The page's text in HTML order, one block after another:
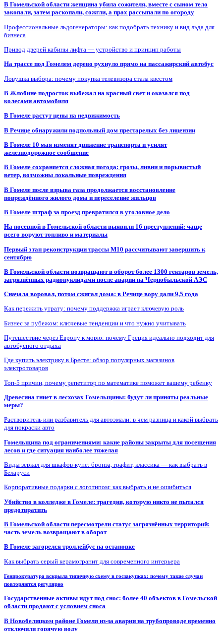
В Гомельской области женщина убила сожителя, вместе с сыном тело
закопали, затем раскопали, сожгли, а прах рассыпали по огороду
Профессиональные льдогенераторы: как подобрать технику и вид льда для
бизнеса
Привод дверей кабины лифта — устройство и принцип работы
На трассе под Гомелем дерево рухнуло прямо на пассажирский автобус
Ловушка выбора: почему покупка телевизора стала квестом
В Жлобине подросток выбежал на красный свет и оказался под
колесами автомобиля
В Гомеле растут цены на недвижимость
В Речице обнаружили подпольный дом престарелых без лицензии
В Гомеле 10 мая изменят движение транспорта и усилят
железнодорожное сообщение
В Гомеле сохраняется сложная погода: грозы, ливни и порывистый
ветер, возможны локальные повреждения
В Гомеле после взрыва газа продолжается восстановление
повреждённого жилого дома и переселение жильцов
В Гомеле штраф за проезд превратился в уголовное дело
На посевной в Гомельской области выявили 16 преступлений: чаще
всего воруют топливо и материалы
Первый этап реконструкции трассы М10 рассчитывают завершить к
сентябрю
В Гомельской области возвращают в оборот более 1300 гектаров земель,
загрязнённых радионуклидами после аварии на Чернобыльской АЭС
Сначала воровал, потом сжигал дома: в Речице вору дали 9,5 года
Как пережить утрату: почему поддержка играет ключевую роль
Бизнес за рубежом: ключевые тенденции и что нужно учитывать
Путешествие через Европу к морю: почему Греция идеально подходит для
автобусного отдыха
Где купить электрику в Бресте: обзор популярных магазинов
электротоваров
Топ-5 причин, почему репетитор по математике поможет вашему ребенку
Древесина гниет в лесхозах Гомельщины: будут ли приняты реальные
меры?
Растворитель или разбавитель для автоэмали: в чем разница и какой выбрать
для покраски авто
Гомельщина под ограничениями: какие районы закрыты для посещения
лесов и где ситуация наиболее тяжелая
Виды зеркал для шкафов-купе: бронза, графит, классика — как выбрать в
Беларуси
Корпоративные подарки с логотипом: как выбрать и не ошибиться
Убийство в колледже в Гомеле: трагедия, которую никто не пытался
предотвратить
В Гомельской области пересмотрели статус загрязнённых территорий:
часть земель возвращают в оборот
В Гомеле загорелся троллейбус на остановке
Как выбрать серый керамогранит для современного интерьера
Генпрокуратура вскрыла типичную схему в госзакупках: почему такие случаи
повторяются регулярно
Государственные активы идут под снос: более 40 объектов в Гомельской
области продают с условием сноса
В Новобелицком районе Гомеля из-за аварии на трубопроводе временно
отключили горячую воду